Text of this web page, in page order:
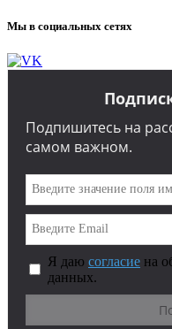
Мы в социальных сетях
Подпишитесь на
самом важном.
Я даю согласие на
данных.